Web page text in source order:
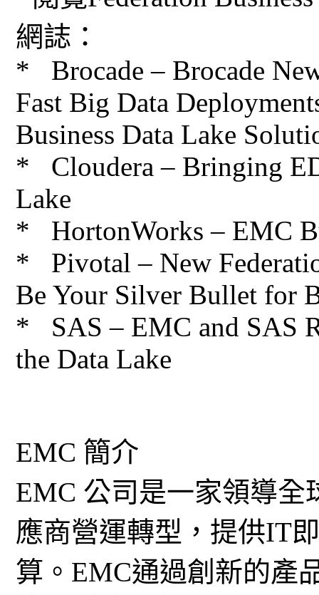
網誌：
* Brocade – Brocade
Fast Big Data
Business Data Lake
* Cloudera – Bringing
Lake
* HortonWorks – EMC
* Pivotal – New
Be Your Silver Bullet for
* SAS – EMC and SAS
the Data Lake
EMC 簡介
EMC 公司是一家領導
應商營運轉型，提供IT
算。EMC通過創新的產